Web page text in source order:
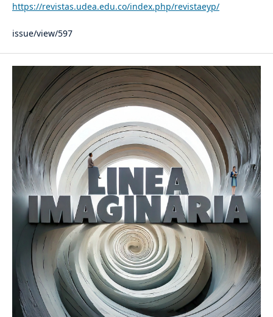
https://revistas.udea.edu.co/index.php/revistaeyp/
issue/view/597